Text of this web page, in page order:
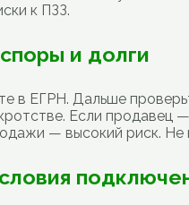
к ПЗЗ.
и долги
в ЕГРН. Дальше
Если продавец
— высокий риск. Не